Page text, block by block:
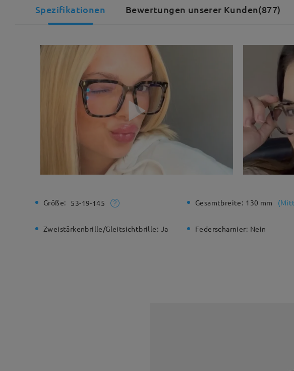
Spezifikationen Bewertungen unserer Kunden(877)
Größe: 53-19-145 Gesamtbreite: 130 mm (
Zweistärkenbrille/Gleitsichtbrille: Ja Federscharnier: Nein